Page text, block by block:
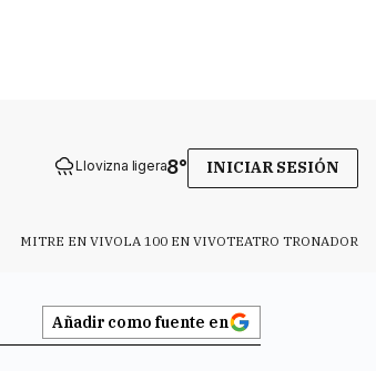
Llovizna ligera8° INICIAR SESIÓN
MITRE EN VIVOLA 100 EN VIVOTEATRO TRONADOR
Añadir como fuente en